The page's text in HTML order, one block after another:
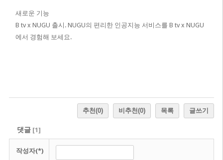
새로운 기능
B tv x NUGU 출시. NUGU의 편리한 인공지능 서비스를 B tv x NUGU
에서 경험해 보세요.
추천(0) 비추천(0) 목록 글쓰기
댓글[1]
작성자(*)